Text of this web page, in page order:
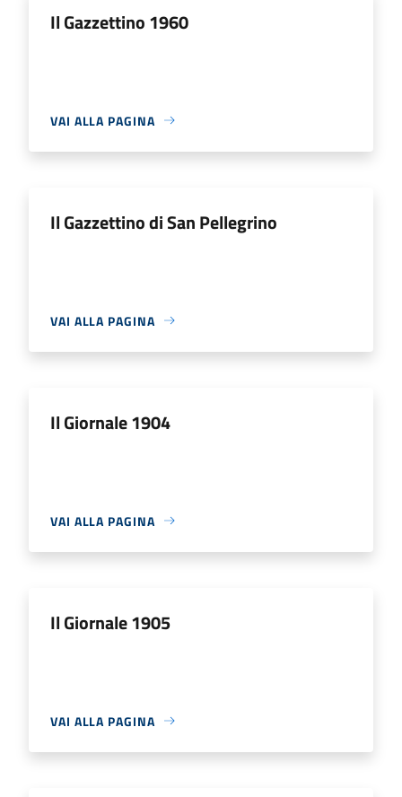
Il Gazzettino 1960
VAI ALLA PAGINA
Il Gazzettino di San Pellegrino
VAI ALLA PAGINA
Il Giornale 1904
VAI ALLA PAGINA
Il Giornale 1905
VAI ALLA PAGINA